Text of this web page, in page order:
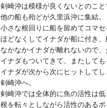
剣崎沖は模様が良くないとのこと
他の船も殆どが久里浜沖に集結。
小さな根回りに船を留めてコマセ
ほどなくしてイナダが船に付き
なかなかイナダが離れないので、
イナダもついてきて、またしても
イナダが次から次にヒットして
剣崎沖へ。
剣崎沖では全体的に魚の活性は低
根を転々としながら活性のある